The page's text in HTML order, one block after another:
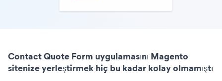
Contact Quote Form uygulamasını Magento
sitenize yerleştirmek hiç bu kadar kolay olmamıştı